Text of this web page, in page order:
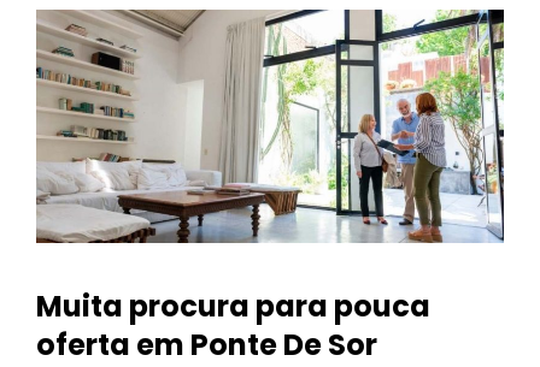
Muita procura para pouca
oferta em Ponte De Sor